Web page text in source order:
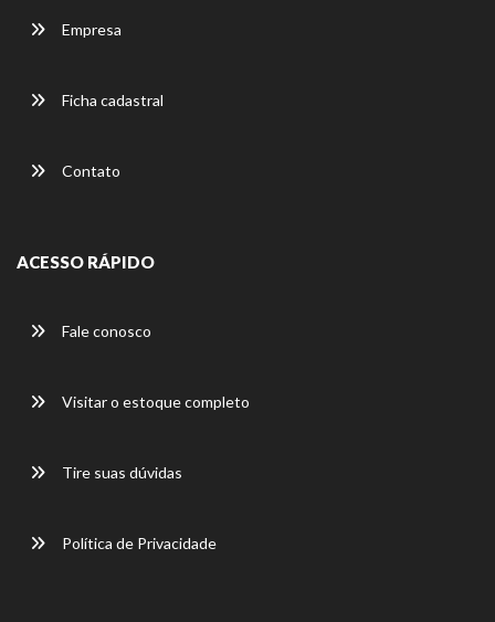
Empresa
Ficha cadastral
Contato
ACESSO RÁPIDO
Fale conosco
Visitar o estoque completo
Tire suas dúvidas
Política de Privacidade